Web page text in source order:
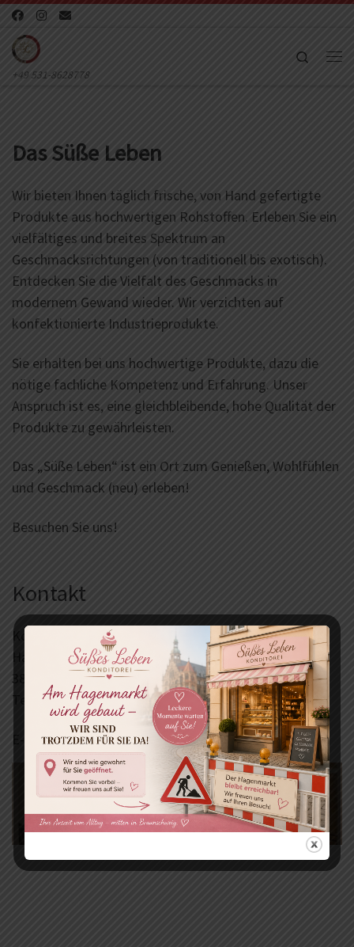
Zum Inhalt springen
+49 531-8628778
Search
Das Süße Leben
Wir bieten Ihnen täglich frische, von Hand gefertigte
Produkte aus hochwertigen Rohstoffen. Erleben Sie ein
vielfältiges und breites Spektrum an
Geschmacksrichtungen (von traditionell bis exotisch).
Entdecken Sie die Vielfalt des Geschmacks in
modernem Gewand wieder. Wir verzichten auf
konfektionierte Industrieprodukte.
Sie erhalten bei uns hochwertige Produkte, dazu die
nötige fachliche Kompetenz und Erfahrung. Unser
Anspruch ist es, eine gleichbleibende, hohe Qualität der
Produkte zu gewährleisten.
Das „Süße Leben“ ist ein Ort zum Genießen, Wohlfühlen
und Geschmack (neu) erleben!
Besuchen Sie uns!
Kontakt
Konditorei & Café Süßes Leben
Hagenmarkt 7
38100 Braunschweig
Tel.: 0531-8628778
E-Mail:Kontaktformular